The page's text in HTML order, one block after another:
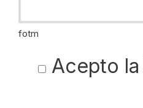
fotm
Acepto la